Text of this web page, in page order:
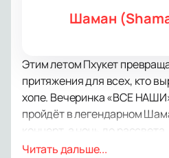
Шаман
Этим летом Пхукет
притяжения для всех, кто
хопе. Вечеринка «ВСЕ
пройдёт в легендарном
концерт, а ночь до
знаком наизусть. Алексей
Читать дальше...